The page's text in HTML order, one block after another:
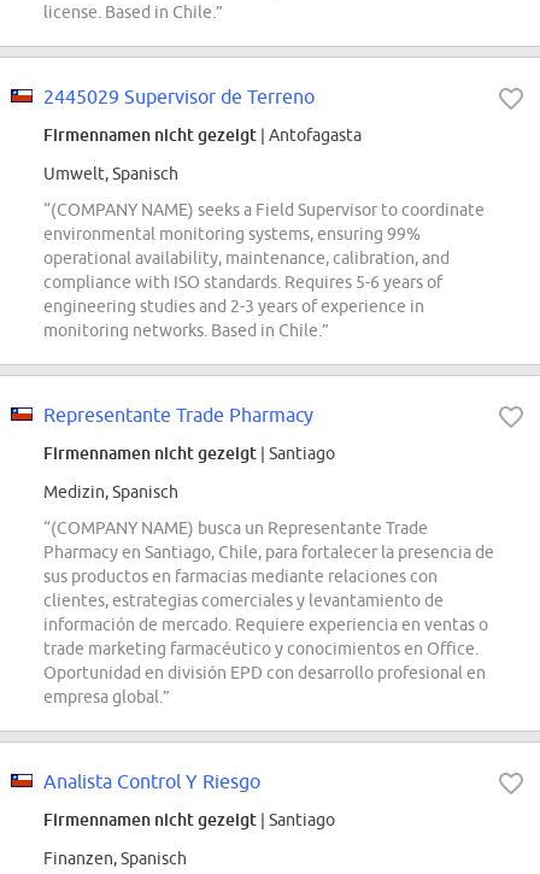
license. Based in Chile.”
2445029 Supervisor de Terreno
Firmennamen nicht gezeigt | Antofagasta
Umwelt, Spanisch
“(COMPANY NAME) seeks a Field Supervisor to coordinate
environmental monitoring systems, ensuring 99%
operational availability, maintenance, calibration, and
compliance with ISO standards. Requires 5-6 years of
engineering studies and 2-3 years of experience in
monitoring networks. Based in Chile.”
Representante Trade Pharmacy
Firmennamen nicht gezeigt | Santiago
Medizin, Spanisch
“(COMPANY NAME) busca un Representante Trade
Pharmacy en Santiago, Chile, para fortalecer la presencia de
sus productos en farmacias mediante relaciones con
clientes, estrategias comerciales y levantamiento de
información de mercado. Requiere experiencia en ventas o
trade marketing farmacéutico y conocimientos en Office.
Oportunidad en división EPD con desarrollo profesional en
empresa global.”
Analista Control Y Riesgo
Firmennamen nicht gezeigt | Santiago
Finanzen, Spanisch